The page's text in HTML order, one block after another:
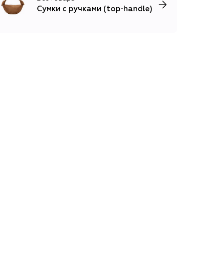
Сумки с ручками (top-handle)